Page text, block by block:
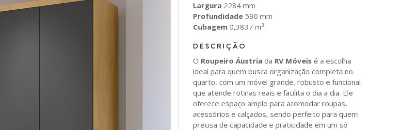
Largura 2284 mm
Profundidade 590 mm
Cubagem 0,3837 m³
DESCRIÇÃO
O Roupeiro Áustria da RV Móveis é a escolha
ideal para quem busca organização completa no
quarto, com um móvel grande, robusto e funcional
que atende rotinas reais e facilita o dia a dia. Ele
oferece espaço amplo para acomodar roupas,
acessórios e calçados, sendo perfeito para quem
precisa de capacidade e praticidade em um só